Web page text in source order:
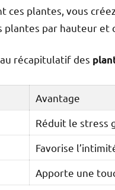
ces plantes, vous
plantes par hauteur et
récapitulatif des
Avantage
Réduit le stress
Favorise
Apporte une